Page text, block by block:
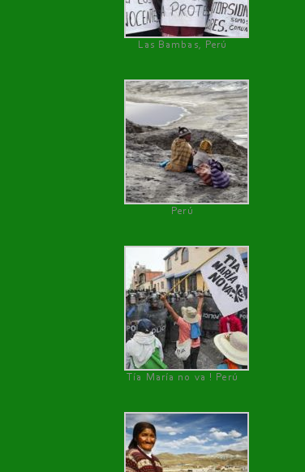
Las Bambas, Perú
Perú
Tía María no va ! Perú